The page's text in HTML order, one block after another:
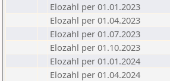
Elozahl per 01.01.2023
Elozahl per 01.04.2023
Elozahl per 01.07.2023
Elozahl per 01.10.2023
Elozahl per 01.01.2024
Elozahl per 01.04.2024